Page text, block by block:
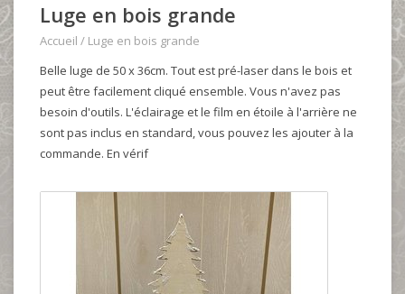
Luge en bois grande
Accueil / Luge en bois grande
Belle luge de 50 x 36cm. Tout est pré-laser dans le bois et
peut être facilement cliqué ensemble. Vous n'avez pas
besoin d'outils. L'éclairage et le film en étoile à l'arrière ne
sont pas inclus en standard, vous pouvez les ajouter à la
commande. En vérif